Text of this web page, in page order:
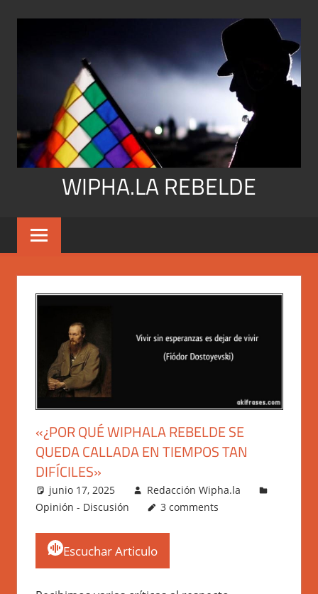
WIPHA.LA REBELDE
«¿POR QUÉ WIPHALA REBELDE SE
QUEDA CALLADA EN TIEMPOS TAN
DIFÍCILES»
junio 17, 2025
Redacción Wipha.la
Opinión - Discusión
3 comments
Escuchar Articulo